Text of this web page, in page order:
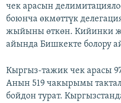
чек арасын
боюнча өкмөттүк
жыйыны өткөн. Кийинки
айында Бишкекте болору
Кыргыз-тажик чек арасы
Анын 519 чакырымы
бойдон турат.